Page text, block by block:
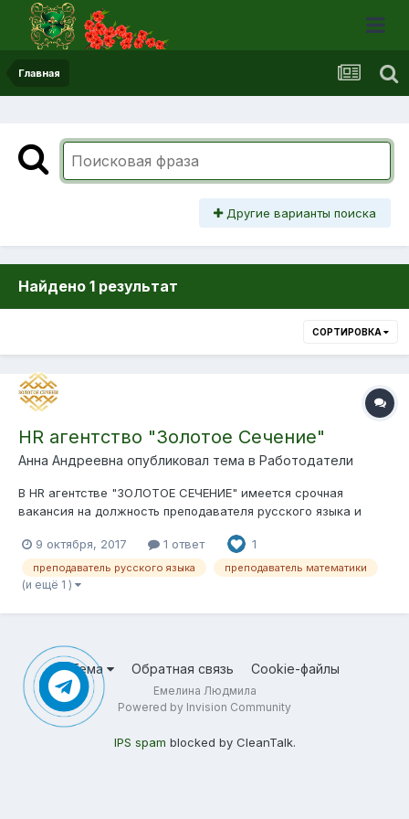
Главная
Другие варианты поиска
Найдено 1 результат
СОРТИРОВКА
HR агентство "Золотое Сечение"
Анна Андреевна опубликовал тема в Работодатели
В HR агентстве "ЗОЛОТОЕ СЕЧЕНИЕ" имеется срочная
вакансия на должность преподавателя русского языка и
5/2 (с 10:00 до 20:00) Уровень заработной платы: от 70 000
руб. Школа: г. Москва (ст. м. Раменки). Должностные
обязанности...
9 октября, 2017 1 ответ 1
преподаватель русского языка преподаватель математики
(и ещё 1 )
Тема Обратная связь Cookie-файлы
Емелина Людмила
Powered by Invision Community
IPS spam blocked by CleanTalk.